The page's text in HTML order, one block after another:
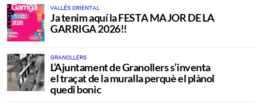
VALLÉS ORIENTAL
Ja tenim aquí la FESTA MAJOR DE LA
GARRIGA 2026!!
GRANOLLERS
L’Ajuntament de Granollers s’inventa
el traçat de la muralla perquè el plànol
quedi bonic